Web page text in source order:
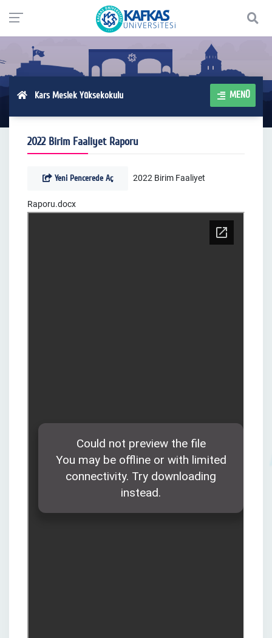
Kars Meslek Yüksekokulu MENÜ
2022 Birim Faaliyet Raporu
Yeni Pencerede Aç 2022 Birim Faaliyet
Raporu.docx